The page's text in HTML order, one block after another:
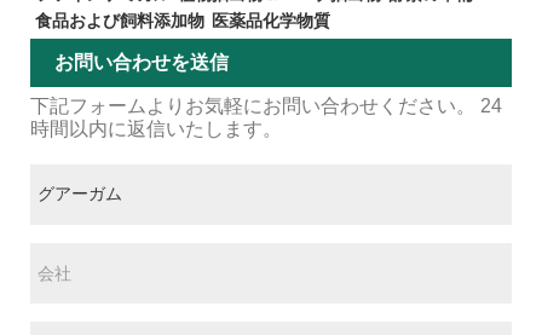
食品および飼料添加物 医薬品化学物質
お問い合わせを送信
下記フォームよりお気軽にお問い合わせください。 24
時間以内に返信いたします。